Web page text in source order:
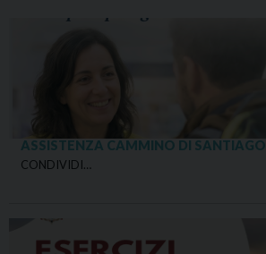
ASSISTENZA CAMMINO DI SANTIAGO
CONDIVIDI…